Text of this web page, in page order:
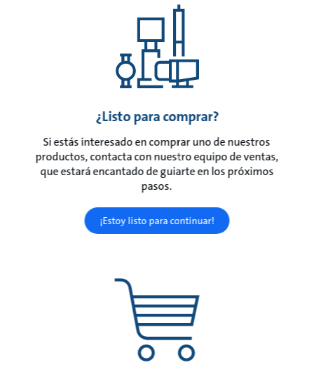
¿Listo para comprar?
Si estás interesado en comprar uno de nuestros
productos, contacta con nuestro equipo de ventas,
que estará encantado de guiarte en los próximos
pasos.
¡Estoy listo para continuar!